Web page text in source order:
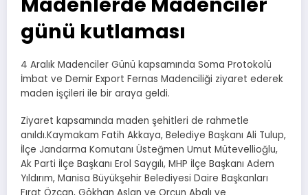
günü kutlaması
4 Aralık Madenciler Günü kapsamında Soma Protokolü
İmbat ve Demir Export Fernas Madenciliği ziyaret ederek
maden işçileri ile bir araya geldi.
Ziyaret kapsamında maden şehitleri de rahmetle
anıldı.Kaymakam Fatih Akkaya, Belediye Başkanı Ali Tulup,
İlçe Jandarma Komutanı Üsteğmen Umut Mütevellioğlu,
Ak Parti İlçe Başkanı Erol Saygılı, MHP İlçe Başkanı Adem
Yıldırım, Manisa Büyükşehir Belediyesi Daire Başkanları